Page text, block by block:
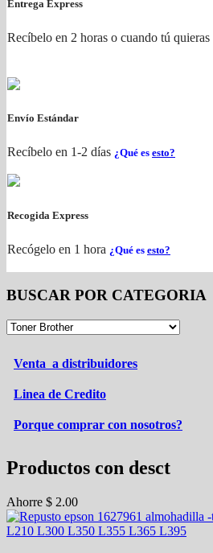
Entrega Express
Recíbelo en 2 horas o cuando tú quieras
Envío Estándar
Recíbelo en 1-2 días ¿Qué es esto?
Recogida Express
Recógelo en 1 hora ¿Qué es esto?
BUSCAR POR CATEGORIA
Venta a distribuidores
Linea de Credito
Porque comprar con nosotros?
Productos con desct
Ahorre $ 2.00